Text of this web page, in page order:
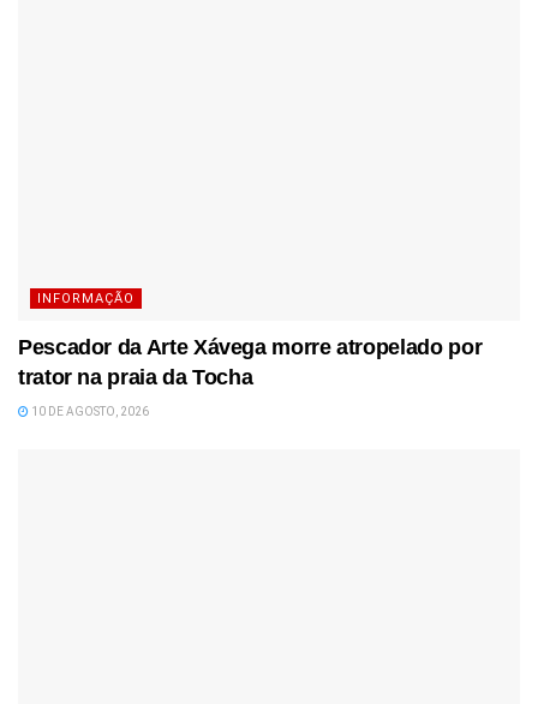
INFORMAÇÃO
Pescador da Arte Xávega morre atropelado por
trator na praia da Tocha
10 DE AGOSTO, 2026